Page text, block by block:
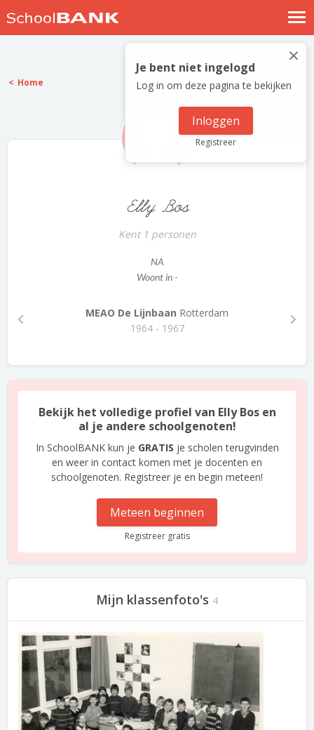
Nostalgische verhalen
Log in
Meld je gratis aan
×
Je bent niet ingelogd
Log in om deze pagina te bekijken
Inloggen
Registreer
Home
Elly Bos
Kent 1 personen
NA
Woont in -
MEAO De Lijnbaan Rotterdam
1964 - 1967
Bekijk het volledige profiel van Elly Bos en
al je andere schoolgenoten!
In SchoolBANK kun je GRATIS je scholen terugvinden
en weer in contact komen met je docenten en
schoolgenoten. Registreer je en begin meteen!
Meteen beginnen
Registreer gratis
Mijn klassenfoto's 4